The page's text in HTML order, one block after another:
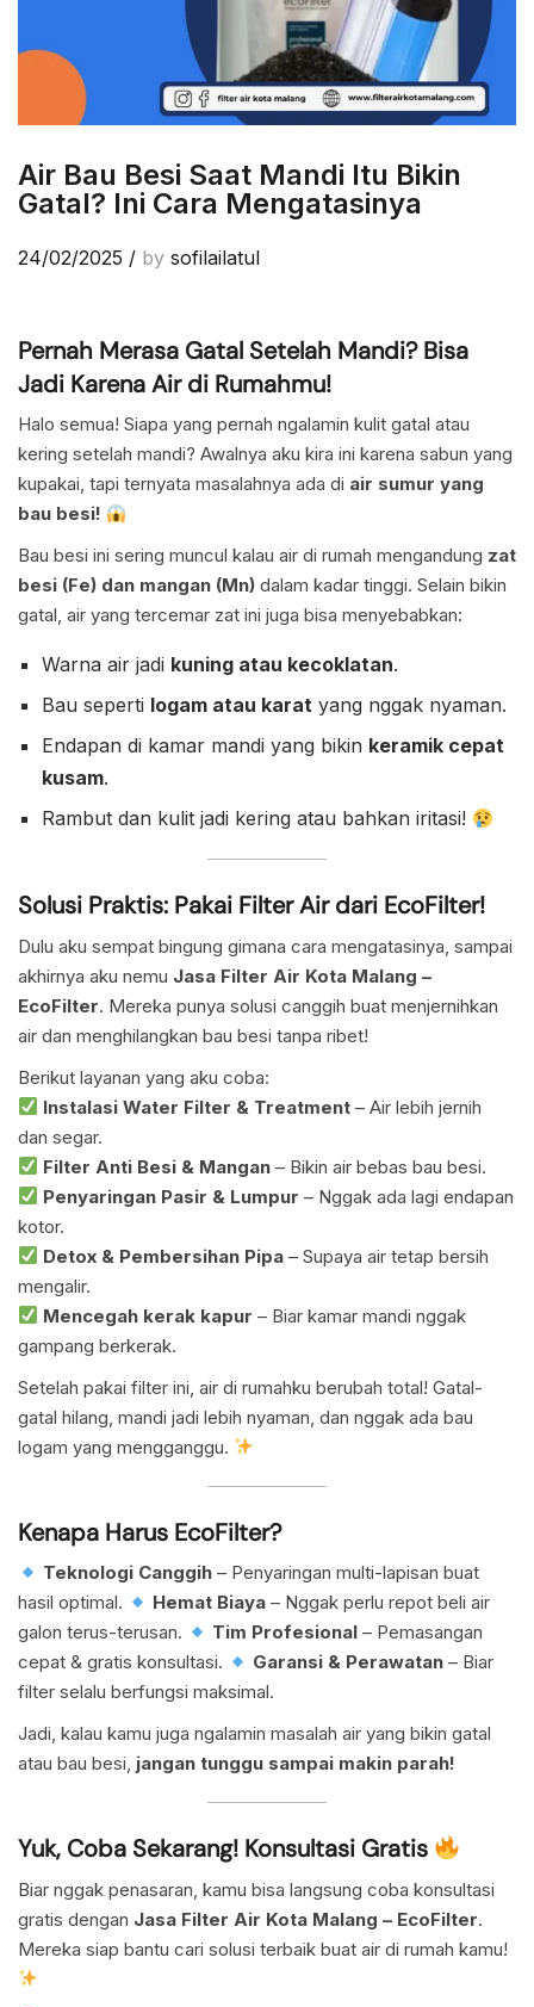
Air Bau Besi Saat Mandi Itu Bikin
Gatal? Ini Cara Mengatasinya
24/02/2025 / by sofilailatul
Pernah Merasa Gatal Setelah Mandi? Bisa
Jadi Karena Air di Rumahmu!
Halo semua! Siapa yang pernah ngalamin kulit gatal atau
kering setelah mandi? Awalnya aku kira ini karena sabun yang
kupakai, tapi ternyata masalahnya ada di air sumur yang
bau besi!
Bau besi ini sering muncul kalau air di rumah mengandung zat
besi (Fe) dan mangan (Mn) dalam kadar tinggi. Selain bikin
gatal, air yang tercemar zat ini juga bisa menyebabkan:
Warna air jadi kuning atau kecoklatan.
Bau seperti logam atau karat yang nggak nyaman.
Endapan di kamar mandi yang bikin keramik cepat
kusam.
Rambut dan kulit jadi kering atau bahkan iritasi!
Solusi Praktis: Pakai Filter Air dari EcoFilter!
Dulu aku sempat bingung gimana cara mengatasinya, sampai
akhirnya aku nemu Jasa Filter Air Kota Malang –
EcoFilter. Mereka punya solusi canggih buat menjernihkan
air dan menghilangkan bau besi tanpa ribet!
Berikut layanan yang aku coba:
Instalasi Water Filter & Treatment – Air lebih jernih
dan segar.
Filter Anti Besi & Mangan – Bikin air bebas bau besi.
Penyaringan Pasir & Lumpur – Nggak ada lagi endapan
kotor.
Detox & Pembersihan Pipa – Supaya air tetap bersih
mengalir.
Mencegah kerak kapur – Biar kamar mandi nggak
gampang berkerak.
Setelah pakai filter ini, air di rumahku berubah total! Gatal-
gatal hilang, mandi jadi lebih nyaman, dan nggak ada bau
logam yang mengganggu.
Kenapa Harus EcoFilter?
Teknologi Canggih – Penyaringan multi-lapisan buat
hasil optimal.
Hemat Biaya – Nggak perlu repot beli air
galon terus-terusan.
Tim Profesional – Pemasangan
cepat & gratis konsultasi.
Garansi & Perawatan – Biar
filter selalu berfungsi maksimal.
Jadi, kalau kamu juga ngalamin masalah air yang bikin gatal
atau bau besi, jangan tunggu sampai makin parah!
Yuk, Coba Sekarang! Konsultasi Gratis
Biar nggak penasaran, kamu bisa langsung coba konsultasi
gratis dengan Jasa Filter Air Kota Malang – EcoFilter.
Mereka siap bantu cari solusi terbaik buat air di rumah kamu!